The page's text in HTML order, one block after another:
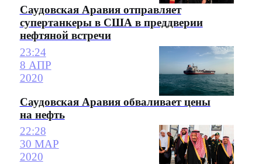
Саудовская Аравия отправляет
супертанкеры в США в преддверии
нефтяной встречи
23:24
8 АПР
2020
Саудовская Аравия обваливает цены
на нефть
22:28
30 МАР
2020